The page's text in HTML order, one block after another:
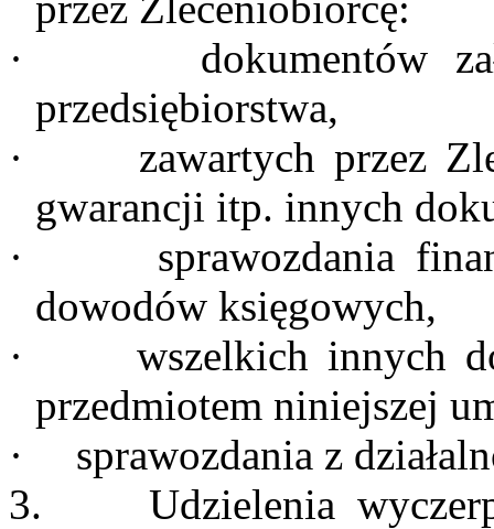
·
dokumentów
przedsiębiorstwa,
·
zawartych przez
gwarancji itp. innych
·
sprawozdania
dowodów księgowych,
·
wszelkich innych
przedmiotem niniejszej
·
sprawozdania z
3.
Udzielenia